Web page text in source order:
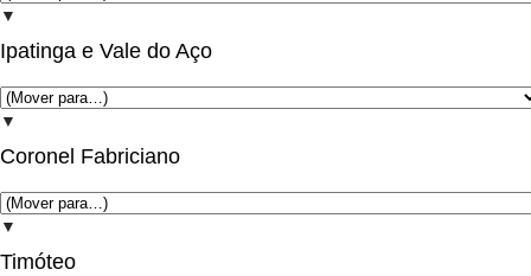
▼
Ipatinga e Vale do Aço
▼
Coronel Fabriciano
▼
Timóteo